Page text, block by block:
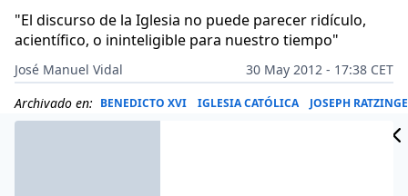
"El discurso de la Iglesia no puede parecer ridículo,
acientífico, o ininteligible para nuestro tiempo"
José Manuel Vidal
30 May 2012 - 17:38 CET
Archivado en: BENEDICTO XVI IGLESIA CATÓLICA JOSEPH